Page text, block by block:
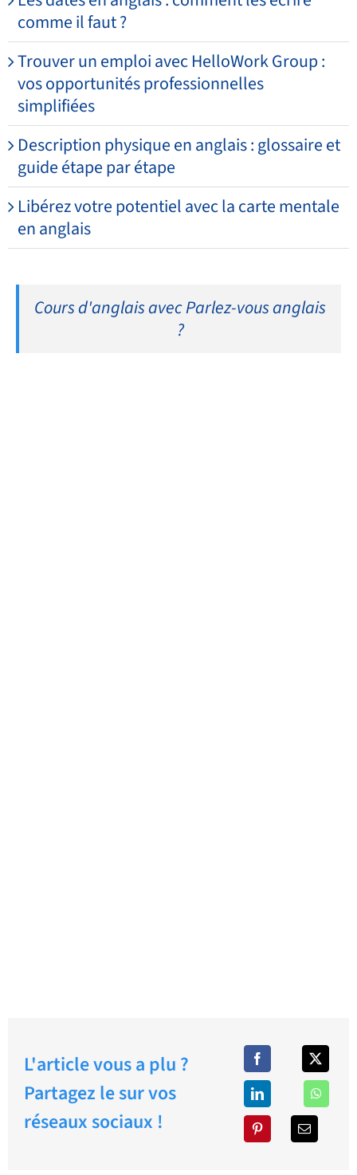
comme il faut ?
Trouver un emploi avec HelloWork Group :
vos opportunités professionnelles
simplifiées
Description physique en anglais : glossaire et
guide étape par étape
Libérez votre potentiel avec la carte mentale
en anglais
Cours d'anglais avec Parlez-vous anglais
?
L'article vous a plu ?
Partagez le sur vos
réseaux sociaux !